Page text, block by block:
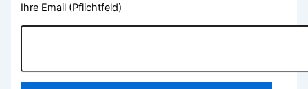
leave
this
Ihre Email (Pflichtfeld)